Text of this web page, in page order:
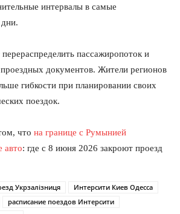
интервалы в самые
пассажиропоток и
документов. Жители регионов
гибкости при планировании своих
поездок.
что на границе с Румынией
авто: где с 8 июня 2026 закроют проезд
Укрзалізниця
Интерсити Киев Одесса
расписание поездов Интерсити